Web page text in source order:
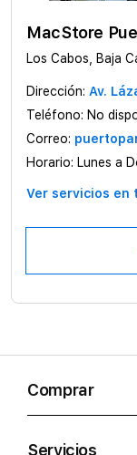
MacStore
Los Cabos, Baja
Dirección: Av.
Teléfono: No
Correo:
Horario: Lunes a
Ver servicios en
Comprar
Servicios